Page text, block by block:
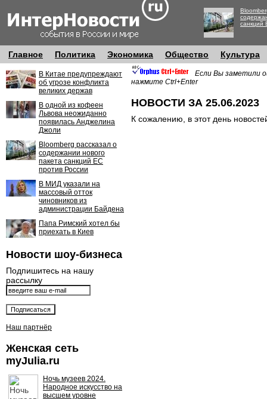
санкций
Главное Политика Экономика Общество Культура
В Китае предупреждают
об угрозе конфликта
великих держав
В одной из кофеен
Львова неожиданно
появилась Анджелина
Джоли
Bloomberg рассказал о
содержании нового
пакета санкций ЕС
против России
В МИД указали на
массовый отток
чиновников из
администрации Байдена
Папа Римский хотел бы
приехать в Киев
Новости шоу-бизнеса
Подпишитесь на нашу
рассылку
Наш партнёр
Женская сеть
myJulia.ru
Ночь музеев 2024.
Народное искусство на
высшем уровне
Если Вы заметили
нажмите Ctrl+Enter
НОВОСТИ ЗА 25.06.2023
К сожалению, в этот день